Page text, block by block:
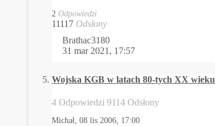
2 Odpowiedzi
11117 Odsłony
Brathac3180
31 mar 2021, 17:57
Wojska KGB w latach 80-tych XX wieku
4 Odpowiedzi 9114 Odsłony
Michał, 08 lis 2006, 17:00